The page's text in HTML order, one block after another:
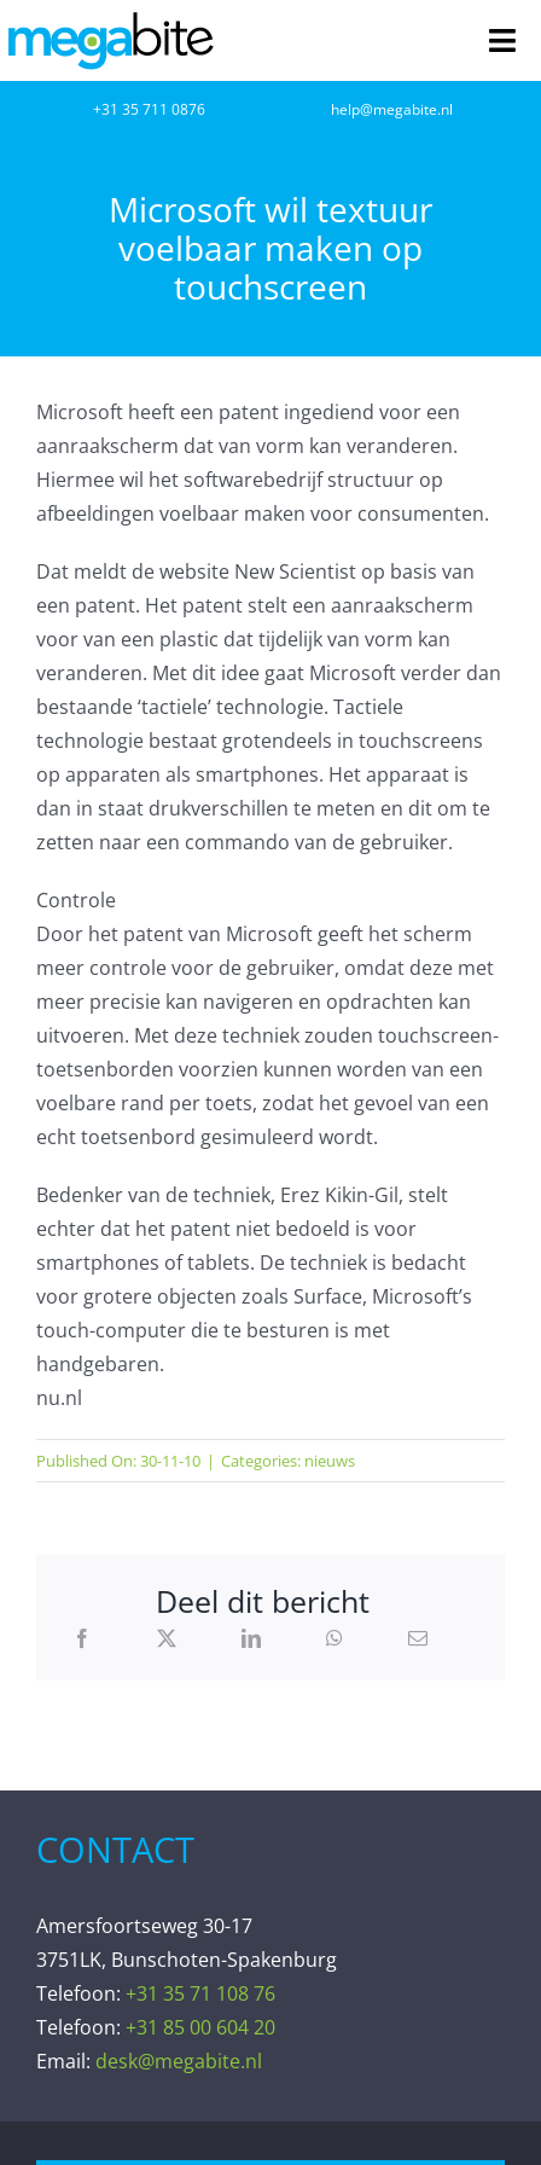
naar
inhoud
Netwerkbeheer
VOIP
Microsoft NCE
AVG
Office365
Glasvezelverbindingen
Microsoft software licenties
SLA overeenkomsten
Remote Help
WordPress SLA Contract
Contact
+31 35 711 0876 help@megabite.nl
Microsoft wil textuur
voelbaar maken op
touchscreen
Microsoft heeft een patent ingediend voor een
aanraakscherm dat van vorm kan veranderen.
Hiermee wil het softwarebedrijf structuur op
afbeeldingen voelbaar maken voor consumenten.
Dat meldt de website New Scientist op basis van
een patent. Het patent stelt een aanraakscherm
voor van een plastic dat tijdelijk van vorm kan
veranderen. Met dit idee gaat Microsoft verder dan
bestaande ‘tactiele’ technologie. Tactiele
technologie bestaat grotendeels in touchscreens
op apparaten als smartphones. Het apparaat is
dan in staat drukverschillen te meten en dit om te
zetten naar een commando van de gebruiker.
Controle
Door het patent van Microsoft geeft het scherm
meer controle voor de gebruiker, omdat deze met
meer precisie kan navigeren en opdrachten kan
uitvoeren. Met deze techniek zouden touchscreen-
toetsenborden voorzien kunnen worden van een
voelbare rand per toets, zodat het gevoel van een
echt toetsenbord gesimuleerd wordt.
Bedenker van de techniek, Erez Kikin-Gil, stelt
echter dat het patent niet bedoeld is voor
smartphones of tablets. De techniek is bedacht
voor grotere objecten zoals Surface, Microsoft’s
touch-computer die te besturen is met
handgebaren.
nu.nl
Published On: 30-11-10 | Categories: nieuws
Deel dit bericht
CONTACT
Amersfoortseweg 30-17
3751LK, Bunschoten-Spakenburg
Telefoon: +31 35 71 108 76
Telefoon: +31 85 00 604 20
Email: desk@megabite.nl